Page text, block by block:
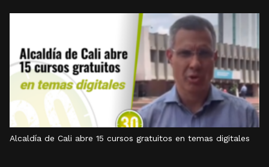
Alcaldía de Cali abre 15 cursos gratuitos en temas digitales